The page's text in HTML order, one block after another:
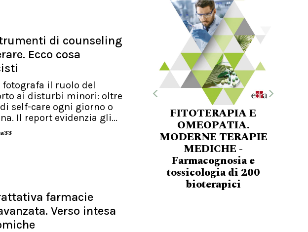
di counseling
Ecco cosa
fotografa il ruolo del
ai disturbi minori: oltre
self-care ogni giorno o
Il report evidenzia gli...
farmacie
Verso intesa
FITOTERAPIA E
OMEOPATIA.
MODERNE TERAPIE
MEDICHE -
Farmacognosia e
tossicologia di 200
bioterapici